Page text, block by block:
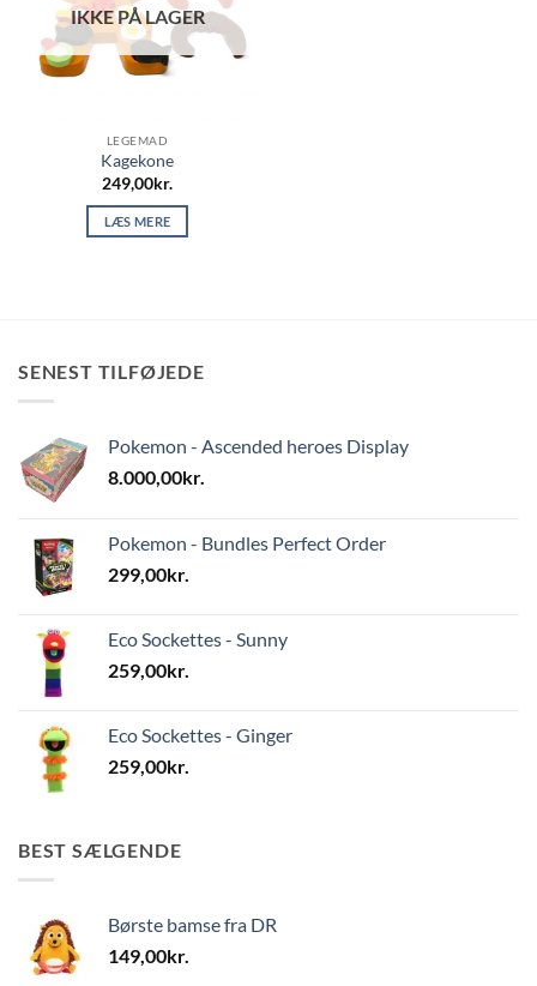
IKKE PÅ LAGER
LEGEMAD
Kagekone
249,00kr.
LÆS MERE
SENEST TILFØJEDE
Pokemon - Ascended heroes Display
8.000,00kr.
Pokemon - Bundles Perfect Order
299,00kr.
Eco Sockettes - Sunny
259,00kr.
Eco Sockettes - Ginger
259,00kr.
BEST SÆLGENDE
Børste bamse fra DR
149,00kr.